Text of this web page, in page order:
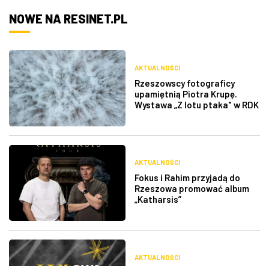
NOWE NA RESINET.PL
AKTUALNOŚCI
Rzeszowscy fotograficy
upamiętnią Piotra Krupę.
Wystawa „Z lotu ptaka" w RDK
AKTUALNOŚCI
Fokus i Rahim przyjadą do
Rzeszowa promować album
„Katharsis”
AKTUALNOŚCI